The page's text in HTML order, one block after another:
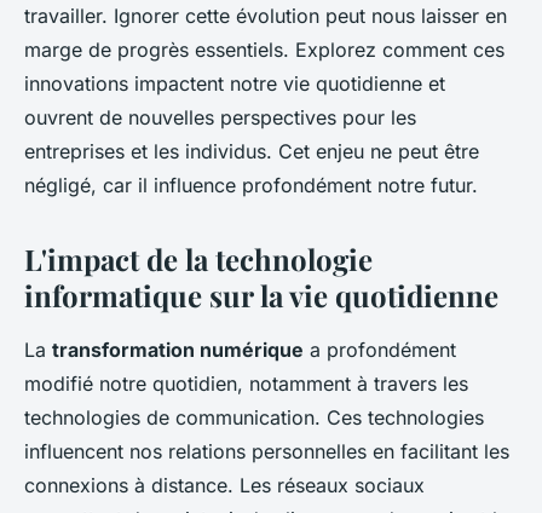
Héloïse•9 octobre 2024• 10 min de lecture
travailler. Ignorer cette évolution peut nous laisser en
marge de progrès essentiels. Explorez comment ces
innovations impactent notre vie quotidienne et
ouvrent de nouvelles perspectives pour les
entreprises et les individus. Cet enjeu ne peut être
négligé, car il influence profondément notre futur.
L'impact de la technologie
informatique sur la vie quotidienne
La transformation numérique a profondément
modifié notre quotidien, notamment à travers les
technologies de communication. Ces technologies
influencent nos relations personnelles en facilitant les
connexions à distance. Les réseaux sociaux